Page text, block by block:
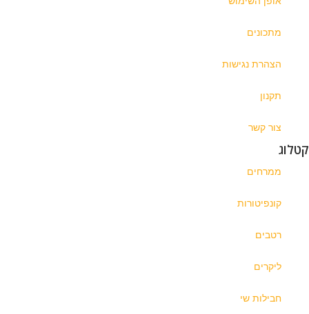
מתכונים
הצהרת נגישות
תקנון
צור קשר
קטלוג
ממרחים
קונפיטורות
רטבים
ליקרים
חבילות שי